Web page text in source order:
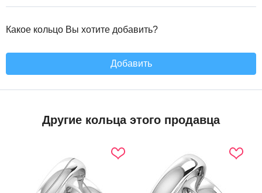
Какое кольцо Вы хотите добавить?
Добавить
Другие кольца этого продавца